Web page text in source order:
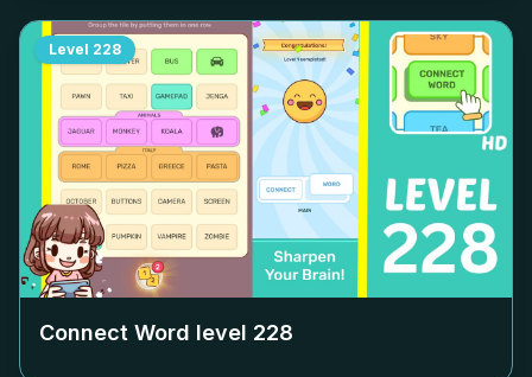
Level 228
Connect Word level 228